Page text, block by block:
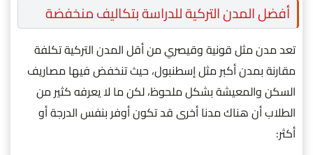
أفضل المدن التركية للدراسة بتكاليف منخفضة
تعد مدن مثل قونية وقيصري من أقل المدن التركية تكلفة
مقارنة بمدن أكبر مثل إسطنبول، حيث تنخفض فيها مصاريف
السكن والمعيشة بشكل ملحوظ، لكن ما لا يعرفه كثير من
الطلاب أن هناك مدنا أخرى قد تكون أوفر بنفس الدرجة أو
أكثر: